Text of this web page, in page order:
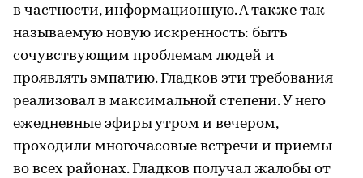
в частности, информационную. А также так
называемую новую искренность: быть
сочувствующим проблемам людей и
проявлять эмпатию. Гладков эти требования
реализовал в максимальной степени. У него
ежедневные эфиры утром и вечером,
проходили многочасовые встречи и приемы
во всех районах. Гладков получал жалобы от